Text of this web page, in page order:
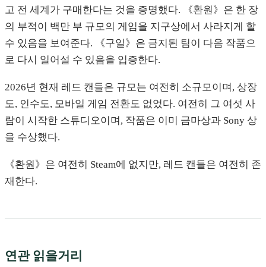
고 전 세계가 구매한다는 것을 증명했다. 《환원》은 한 장
의 부적이 백만 부 규모의 게임을 지구상에서 사라지게 할
수 있음을 보여준다. 《구일》은 금지된 팀이 다음 작품으
로 다시 일어설 수 있음을 입증한다.
2026년 현재 레드 캔들은 규모는 여전히 소규모이며, 상장
도, 인수도, 모바일 게임 전환도 없었다. 여전히 그 여섯 사
람이 시작한 스튜디오이며, 작품은 이미 금마상과 Sony 상
을 수상했다.
《환원》은 여전히 Steam에 없지만, 레드 캔들은 여전히 존
재한다.
연관 읽을거리